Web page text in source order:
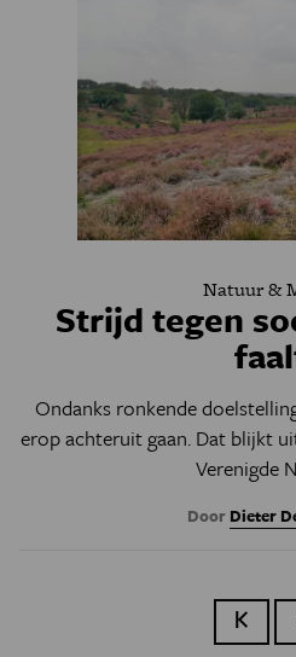
Natuur &
Strijd tegen
Ondanks ronkende
erop achteruit gaan. Dat blijkt
Verenigde
Door Dieter
Eerste